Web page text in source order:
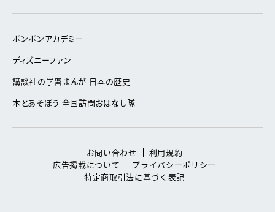
ボンボンアカデミー
ディズニーファン
講談社の学習まんが 日本の歴史
本とあそぼう 全国訪問おはなし隊
お問い合わせ
利用規約
広告掲載について
プライバシーポリシー
特定商取引法に基づく表記